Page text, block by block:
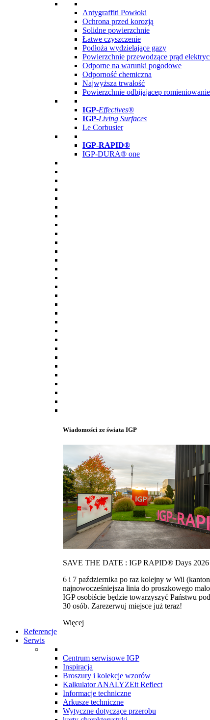
Antygraffiti Powłoki
Ochrona przed korozją
Solidne powierzchnie
Łatwe czyszczenie
Podłoża wydzielające gazy
Powierzchnie przewodzące prąd
Odporne na warunki pogodowe
Odporność chemiczna
Najwyższa trwałość
Powierzchnie odbijajacep
IGP-Effectives®
IGP-Living Surfaces
Le Corbusier
IGP-RAPID®
IGP-DURA® one
Wiadomości ze świata IGP
SAVE THE DATE : IGP RAPID® Days 2026
6 i 7 października po raz kolejny w Wil
najnowocześniejsza linia do proszkowego
IGP osobiście będzie towarzyszyć Państwu
30 osób. Zarezerwuj miejsce już teraz!
Więcej
Referencje
Serwis
Centrum serwisowe IGP
Inspiracja
Broszury i kolekcje wzorów
Kalkulator ANALYZEit Reflect
Informacje techniczne
Arkusze techniczne
Wytyczne dotyczące przerobu